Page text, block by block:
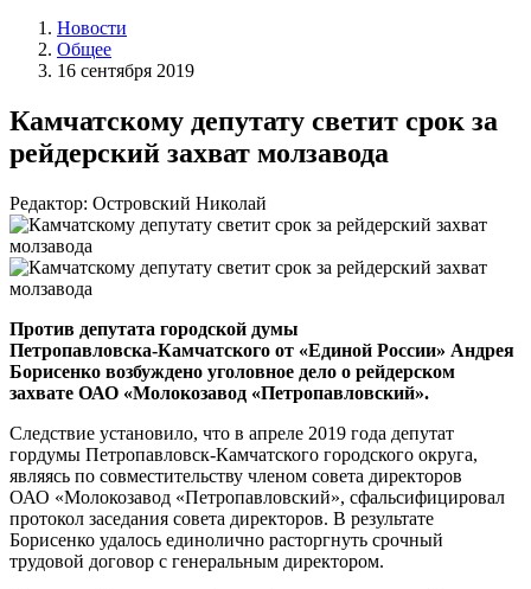
Новости
Общее
16 сентября 2019
Камчатскому депутату светит срок за
рейдерский захват молзавода
Редактор: Островский Николай
Против депутата городской думы
Петропавловска-Камчатского от «Единой России» Андрея
Борисенко возбуждено уголовное дело о рейдерском
захвате ОАО «Молокозавод «Петропавловский».
Следствие установило, что в апреле 2019 года депутат
гордумы Петропавловск-Камчатского городского округа,
являясь по совместительству членом совета директоров
ОАО «Молокозавод «Петропавловский», сфальсифицировал
протокол заседания совета директоров. В результате
Борисенко удалось единолично расторгнуть срочный
трудовой договор с генеральным директором.